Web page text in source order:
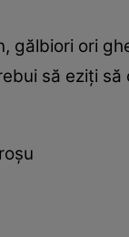
gălbiori ori
să eziţi